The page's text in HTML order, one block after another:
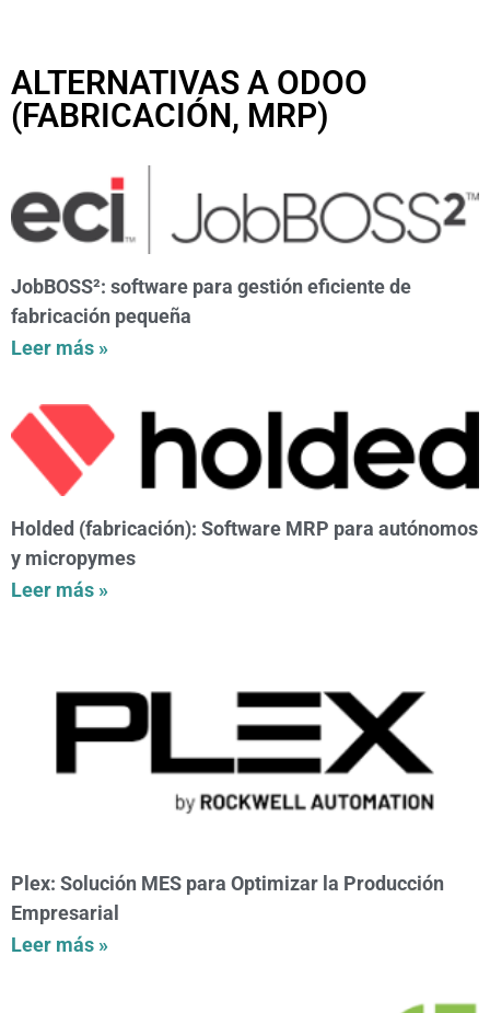
ALTERNATIVAS A ODOO
(FABRICACIÓN, MRP)
JobBOSS²: software para gestión eficiente de
fabricación pequeña
Leer más »
Holded (fabricación): Software MRP para autónomos
y micropymes
Leer más »
Plex: Solución MES para Optimizar la Producción
Empresarial
Leer más »